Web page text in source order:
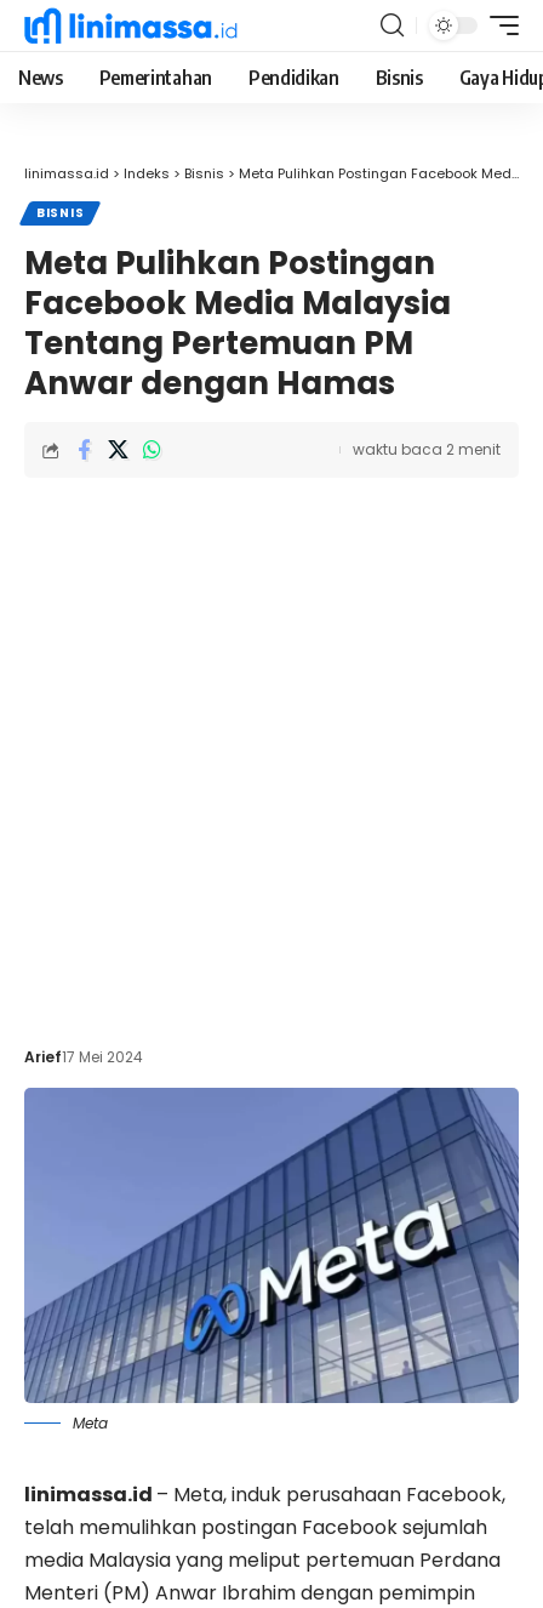
News Pemerintahan Pendidikan Bisnis Gaya
linimassa.id > Indeks > Bisnis > Meta Pulihkan Postingan Facebook Media Malaysia Tentang Pertemuan PM Anwar dengan Hamas
BISNIS
Meta Pulihkan Postingan
Facebook Media Malaysia
Tentang Pertemuan PM
Anwar dengan Hamas
Arief17 Mei 2024
waktu baca 2 menit
Meta
linimassa.id – Meta, induk perusahaan Facebook,
telah memulihkan postingan Facebook sejumlah
media Malaysia yang meliput pertemuan Perdana
Menteri (PM) Anwar Ibrahim dengan pemimpin